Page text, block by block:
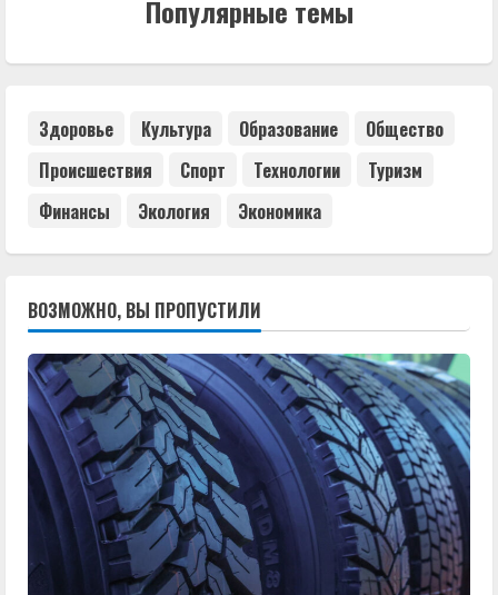
Популярные темы
Здоровье Культура Образование
Общество
Происшествия
Спорт Технологии
Туризм
Финансы
Экология Экономика
ВОЗМОЖНО, ВЫ ПРОПУСТИЛИ